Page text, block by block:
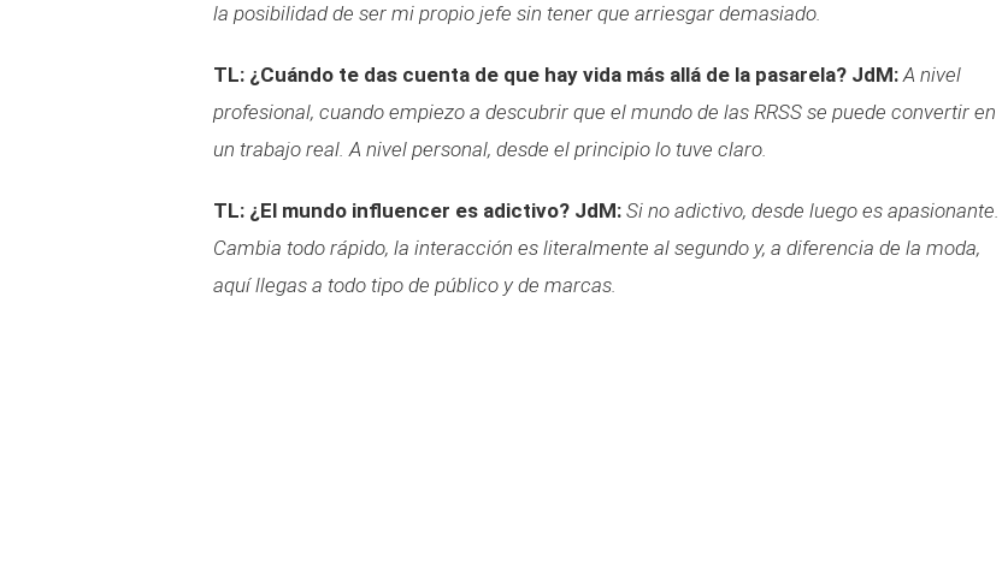
la posibilidad de ser mi propio jefe sin tener que arriesgar demasiado.
TL: ¿Cuándo te das cuenta de que hay vida más allá de la pasarela? JdM: A nivel
profesional, cuando empiezo a descubrir que el mundo de las RRSS se puede convertir en
un trabajo real. A nivel personal, desde el principio lo tuve claro.
TL: ¿El mundo influencer es adictivo? JdM: Si no adictivo, desde luego es apasionante.
Cambia todo rápido, la interacción es literalmente al segundo y, a diferencia de la moda,
aquí llegas a todo tipo de público y de marcas.